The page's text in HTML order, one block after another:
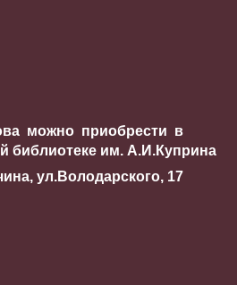
можно приобрести в
библиотеке им. А.И.Куприна
ул.Володарского, 17